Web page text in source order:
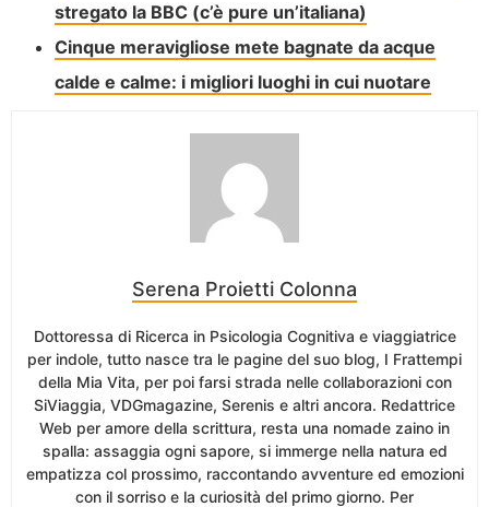
stregato la BBC (c’è pure un’italiana)
Cinque meravigliose mete bagnate da acque
calde e calme: i migliori luoghi in cui nuotare
Serena Proietti Colonna
Dottoressa di Ricerca in Psicologia Cognitiva e viaggiatrice
per indole, tutto nasce tra le pagine del suo blog, I Frattempi
della Mia Vita, per poi farsi strada nelle collaborazioni con
SiViaggia, VDGmagazine, Serenis e altri ancora. Redattrice
Web per amore della scrittura, resta una nomade zaino in
spalla: assaggia ogni sapore, si immerge nella natura ed
empatizza col prossimo, raccontando avventure ed emozioni
con il sorriso e la curiosità del primo giorno. Per